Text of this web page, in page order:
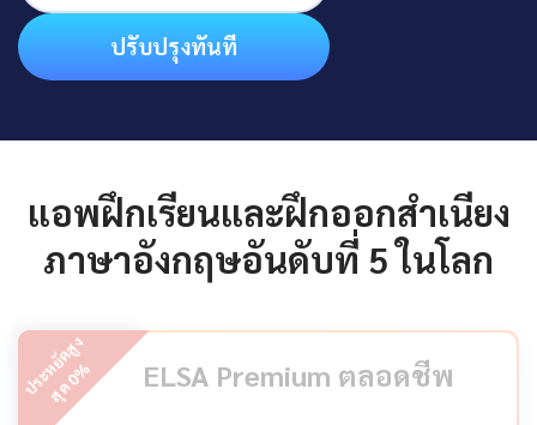
ปรับปรุงทันที
แอพฝึกเรียนและฝึกออกสำเนียง
ภาษาอังกฤษอันดับที่ 5 ในโลก
ป
ร
ะ
ห
ยั
ด
สู
ง
สุ
ด
0
% ELSA Premium ตลอดชีพ